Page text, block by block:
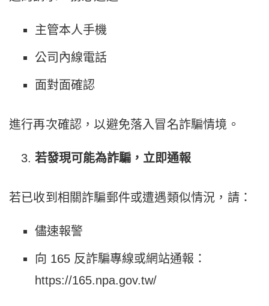
主管本人手機
公司內線電話
面對面確認
進行再次確認，以避免落入冒名詐騙情境。
若發現可能為詐騙，立即通報
若已收到相關詐騙郵件或遭遇類似情況，請：
儘速報警
向 165 反詐騙專線或網站通報：
https://165.npa.gov.tw/